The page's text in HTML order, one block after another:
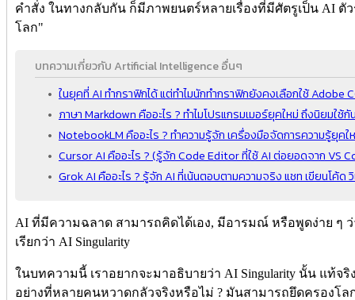
คำสั่ง ในทางกลับกัน ก็มีภาพยนตร์หลายเรื่องที่มีศัตรูเป็น AI ตั
โลก"
บทความเกี่ยวกับ Artificial Intelligence อื่นๆ
ในยุคที่ AI ทำกราฟิกได้ แต่ทำไมนักทำกราฟิกยังคงเลือกใช้ Adobe
ภาษา Markdown คืออะไร ? ทำไมโปรแกรมเมอร์ยุคใหม่ ถึงนิยมใช้กั
NotebookLM คืออะไร ? ทำความรู้จัก เครื่องมือจัดการความรู้ยุค
Cursor AI คืออะไร ? (รู้จัก Code Editor ที่ใช้ AI ต่อยอดจาก VS
Grok AI คืออะไร ? รู้จัก AI ที่เน้นตอบตามความจริง แชท เขียนโค้ด
AI ที่มีความฉลาด สามารถคิดได้เอง, มีอารมณ์ หรือพูดง่าย
เรียกว่า AI Singularity
ในบทความนี้ เราอยากจะมาอธิบายว่า AI Singularity นั้น แท้จ
อย่างที่หลายคนหวาดกลัวจริงหรือไม่ ? มันสามารถยึดครองโลก